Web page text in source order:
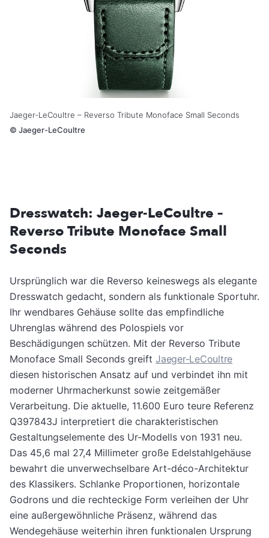
Jaeger-LeCoultre – Reverso Tribute Monoface Small Seconds
© Jaeger-LeCoultre
Dresswatch: Jaeger-LeCoultre –
Reverso Tribute Monoface Small
Seconds
Ursprünglich war die Reverso keineswegs als elegante
Dresswatch gedacht, sondern als funktionale Sportuhr.
Ihr wendbares Gehäuse sollte das empfindliche
Uhrenglas während des Polospiels vor
Beschädigungen schützen. Mit der Reverso Tribute
Monoface Small Seconds greift Jaeger-LeCoultre
diesen historischen Ansatz auf und verbindet ihn mit
moderner Uhrmacherkunst sowie zeitgemäßer
Verarbeitung. Die aktuelle, 11.600 Euro teure Referenz
Q397843J interpretiert die charakteristischen
Gestaltungselemente des Ur-Modells von 1931 neu.
Das 45,6 mal 27,4 Millimeter große Edelstahlgehäuse
bewahrt die unverwechselbare Art-déco-Architektur
des Klassikers. Schlanke Proportionen, horizontale
Godrons und die rechteckige Form verleihen der Uhr
eine außergewöhnliche Präsenz, während das
Wendegehäuse weiterhin ihren funktionalen Ursprung